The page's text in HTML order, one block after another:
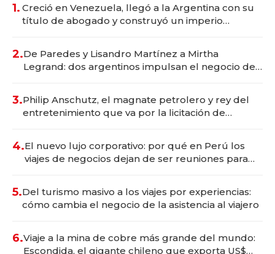
1. Creció en Venezuela, llegó a la Argentina con su
título de abogado y construyó un imperio
2.De Paredes y Lisandro Martínez a Mirtha
Legrand: dos argentinos impulsan el negocio del
3.Philip Anschutz, el magnate petrolero y rey del
entretenimiento que va por la licitación de
4.El nuevo lujo corporativo: por qué en Perú los
viajes de negocios dejan de ser reuniones para
5.Del turismo masivo a los viajes por experiencias:
cómo cambia el negocio de la asistencia al viajero
6.Viaje a la mina de cobre más grande del mundo:
Escondida, el gigante chileno que exporta US$